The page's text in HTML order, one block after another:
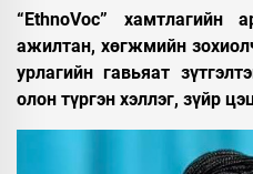
“EthnoVoc” хамтлагийн
ажилтан, хөгжмийн
урлагийн гавьяат
олон түргэн хэллэг, зүйр